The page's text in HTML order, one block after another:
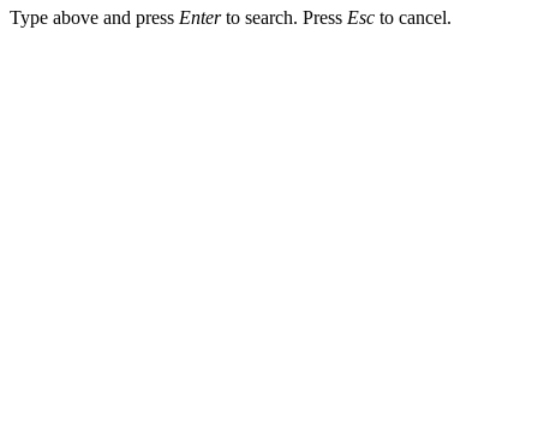
Type above and press Enterto search. Press Esc to cancel.